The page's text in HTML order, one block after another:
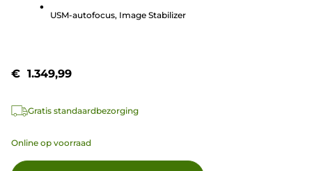
USM-autofocus, Image Stabilizer
€ 1.349,99
Gratis standaardbezorging
Online op voorraad